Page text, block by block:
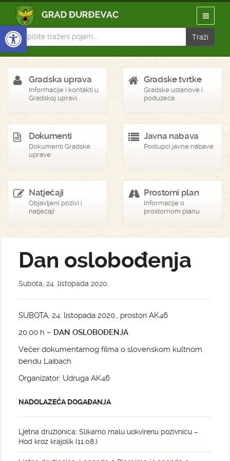
Open toolbar
Gradska uprava
Informacije i kontakti u
Gradskoj upravi
Gradske tvrtke
Gradske ustanove i
poduzeća
Dokumenti
Dokumenti Gradske
uprave
Javna nabava
Postupci javne nabave
Natječaji
Objavljeni pozivi i
natječaji
Prostorni plan
Informacije o
prostornom planu
Dan oslobođenja
Subota, 24. listopada 2020.
SUBOTA, 24. listopada 2020., prostori AK46
20.00 h – DAN OSLOBOĐENJA
Večer dokumentarnog filma o slovenskom kultnom
bendu Laibach
Organizator: Udruga AK46
NADOLAZEĆA DOGAĐANJA
Ljetna družionica: Slikamo malu uokvirenu pozivnicu –
Hod kroz krajolik (11.08.)